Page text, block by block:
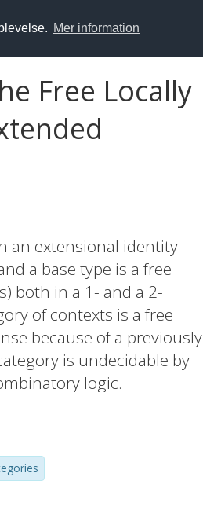
Mer information
Free Locally
an extensional identity
a base type is a free
both in a 1- and a 2-
of contexts is a free
because of a previously
is undecidable by
logic.
strengthened form of
with one universe